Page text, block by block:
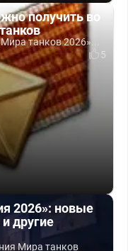
получить во
танков 2026»...
5
2026»: новые
другие
Мира танков